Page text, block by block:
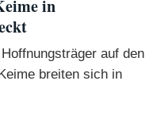
in
auf den
breiten sich in